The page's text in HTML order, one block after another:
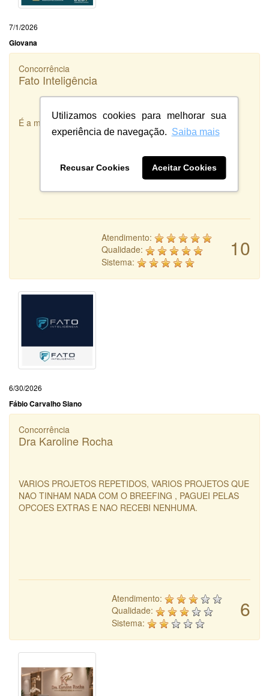
Utilizamos cookies para melhorar sua
experiência de navegação. Saiba mais
Recusar Cookies Aceitar Cookies
7/1/2026
Giovana
Concorrência
Fato Inteligência
É a melhor integradora de Designers que existe!
10
Atendimento:
Qualidade:
Sistema:
6/30/2026
Fábio Carvalho Siano
Concorrência
Dra Karoline Rocha
VARIOS PROJETOS REPETIDOS, VARIOS PROJETOS QUE
NAO TINHAM NADA COM O BREEFING , PAGUEI PELAS
OPCOES EXTRAS E NAO RECEBI NENHUMA.
6
Atendimento:
Qualidade:
Sistema: